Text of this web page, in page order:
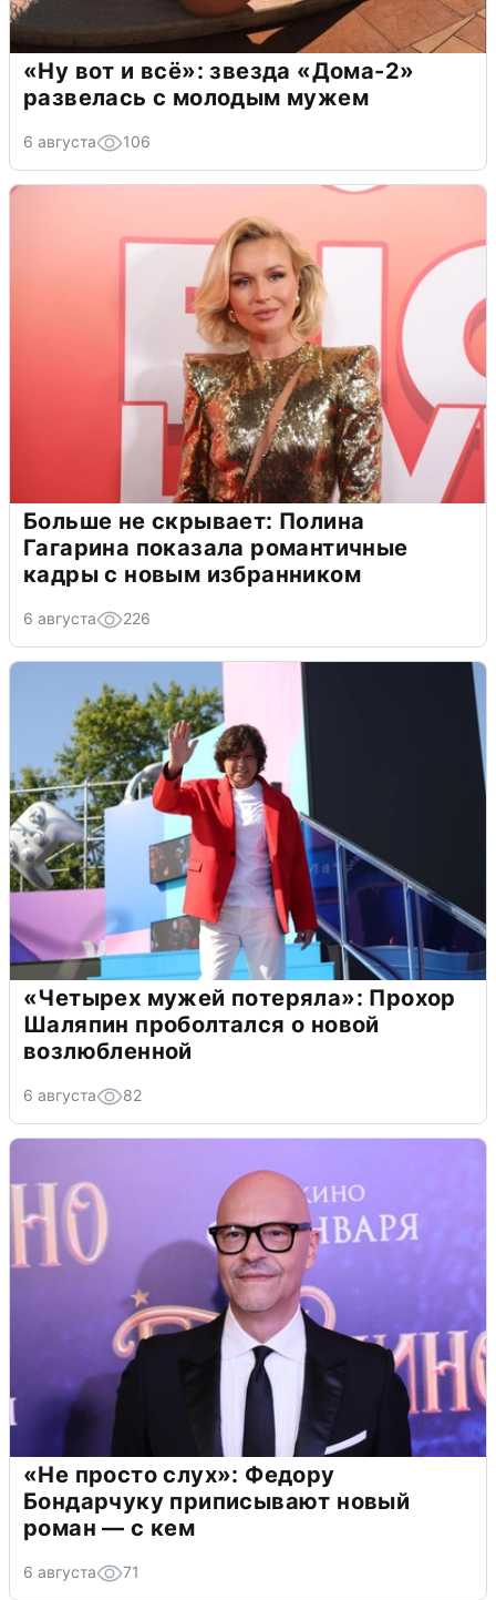
«Ну вот и всё»: звезда «Дома-2»
развелась с молодым мужем
6 августа 106
Больше не скрывает: Полина
Гагарина показала романтичные
кадры с новым избранником
6 августа 226
«Четырех мужей потеряла»: Прохор
Шаляпин проболтался о новой
возлюбленной
6 августа 82
«Не просто слух»: Федору
Бондарчуку приписывают новый
роман — с кем
6 августа 71